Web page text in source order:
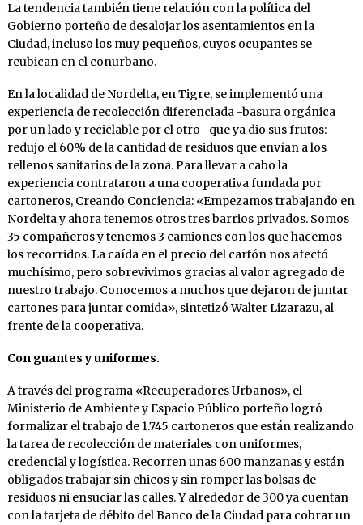
La tendencia también tiene relación con la política del
Gobierno porteño de desalojar los asentamientos en la
Ciudad, incluso los muy pequeños, cuyos ocupantes se
reubican en el conurbano.
En la localidad de Nordelta, en Tigre, se implementó una
experiencia de recolección diferenciada -basura orgánica
por un lado y reciclable por el otro- que ya dio sus frutos:
redujo el 60% de la cantidad de residuos que envían a los
rellenos sanitarios de la zona. Para llevar a cabo la
experiencia contrataron a una cooperativa fundada por
cartoneros, Creando Conciencia: «Empezamos trabajando en
Nordelta y ahora tenemos otros tres barrios privados. Somos
35 compañeros y tenemos 3 camiones con los que hacemos
los recorridos. La caída en el precio del cartón nos afectó
muchísimo, pero sobrevivimos gracias al valor agregado de
nuestro trabajo. Conocemos a muchos que dejaron de juntar
cartones para juntar comida», sintetizó Walter Lizarazu, al
frente de la cooperativa.
Con guantes y uniformes.
A través del programa «Recuperadores Urbanos», el
Ministerio de Ambiente y Espacio Público porteño logró
formalizar el trabajo de 1.745 cartoneros que están realizando
la tarea de recolección de materiales con uniformes,
credencial y logística. Recorren unas 600 manzanas y están
obligados trabajar sin chicos y sin romper las bolsas de
residuos ni ensuciar las calles. Y alrededor de 300 ya cuentan
con la tarjeta de débito del Banco de la Ciudad para cobrar un